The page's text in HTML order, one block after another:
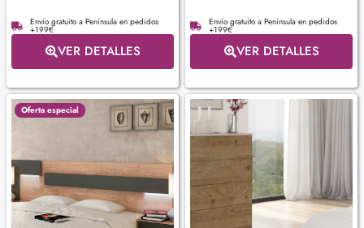
Envío gratuito a Península en pedidos
+199€
VER DETALLES
Envío gratuito a Península en pedidos
+199€
VER DETALLES
Oferta especial